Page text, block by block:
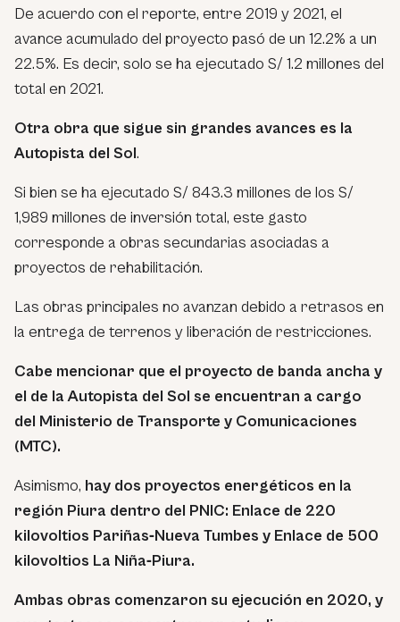
De acuerdo con el reporte, entre 2019 y 2021, el
avance acumulado del proyecto pasó de un 12.2% a un
22.5%. Es decir, solo se ha ejecutado S/ 1.2 millones del
total en 2021.
Otra obra que sigue sin grandes avances es la
Autopista del Sol.
Si bien se ha ejecutado S/ 843.3 millones de los S/
1,989 millones de inversión total, este gasto
corresponde a obras secundarias asociadas a
proyectos de rehabilitación.
Las obras principales no avanzan debido a retrasos en
la entrega de terrenos y liberación de restricciones.
Cabe mencionar que el proyecto de banda ancha y
el de la Autopista del Sol se encuentran a cargo
del Ministerio de Transporte y Comunicaciones
(MTC).
Asimismo, hay dos proyectos energéticos en la
región Piura dentro del PNIC: Enlace de 220
kilovoltios Pariñas‐Nueva Tumbes y Enlace de 500
kilovoltios La Niña‐Piura.
Ambas obras comenzaron su ejecución en 2020, y